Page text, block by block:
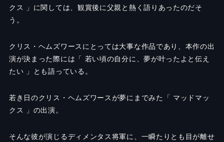
クス 」に関しては、観賞後に父親と熱く語りあったのだそ
う。
クリス・ヘムズワースにとっては大事な作品であり、本作の出
演が決まった際には「 若い頃の自分に、夢が叶ったよと伝え
たい 」とも語っている。
若き日のクリス・ヘムズワースが夢にまでみた「 マッドマッ
クス 」の出演。
そんな彼が演じるディメンタス将軍に、一瞬たりとも目が離せ